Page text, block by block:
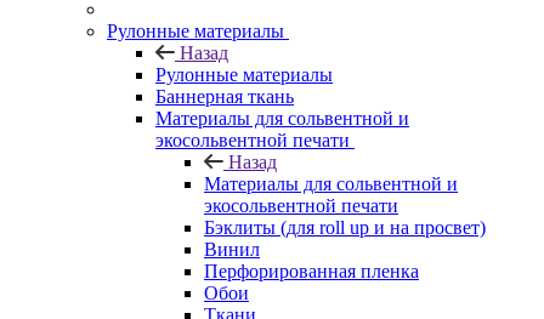
Рулонные материалы
Назад
Рулонные материалы
Баннерная ткань
Материалы для сольвентной и
экосольвентной печати
Назад
Материалы для сольвентной и
экосольвентной печати
Бэклиты (для roll up и на просвет)
Винил
Перфорированная пленка
Обои